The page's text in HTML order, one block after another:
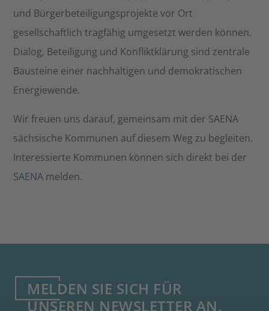
und Bürgerbeteiligungsprojekte vor Ort
gesellschaftlich tragfähig umgesetzt werden können.
Dialog, Beteiligung und Konfliktklärung sind zentrale
Bausteine einer nachhaltigen und demokratischen
Energiewende.
Wir freuen uns darauf, gemeinsam mit der SAENA
sächsische Kommunen auf diesem Weg zu begleiten.
Interessierte Kommunen können sich direkt bei der
SAENA melden.
MELDEN SIE SICH FÜR
UNSEREN NEWSLETTER AN.